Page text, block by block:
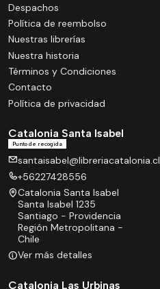
Despachos
Política de reembolso
Nuestras librerías
Nuestra historia
Términos y Condiciones
Contacto
Política de privacidad
Catalonia Santa Isabel
Punto de recogida
santaisabel@libreriacatalonia.cl
+56227428556
Catalonia Santa Isabel
Santa Isabel 1235
Santiago - Providencia
Región Metropolitana -
Chile
Ver más detalles
Catalonia Las Urbinas